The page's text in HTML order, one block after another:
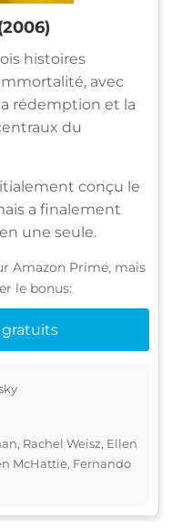
histoires
avec
rédemption et la
du
conçu le
a finalement
une seule.
Amazon Prime, mais
le bonus:
gratuits
Rachel Weisz, Ellen
McHattie, Fernando